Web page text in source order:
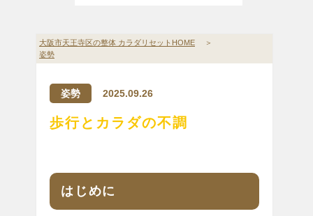
大阪市天王寺区の整体 カラダリセットHOME ＞
姿勢
姿勢 2025.09.26
歩行とカラダの不調
はじめに